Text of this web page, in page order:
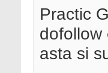
Practic
dofollow
asta si